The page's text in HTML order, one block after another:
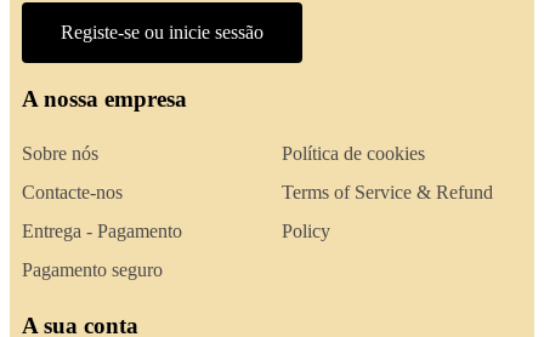
Registe-se ou inicie sessão
A nossa empresa
Sobre nós
Contacte-nos
Entrega - Pagamento
Pagamento seguro
Política de cookies
Terms of Service & Refund
Policy
A sua conta